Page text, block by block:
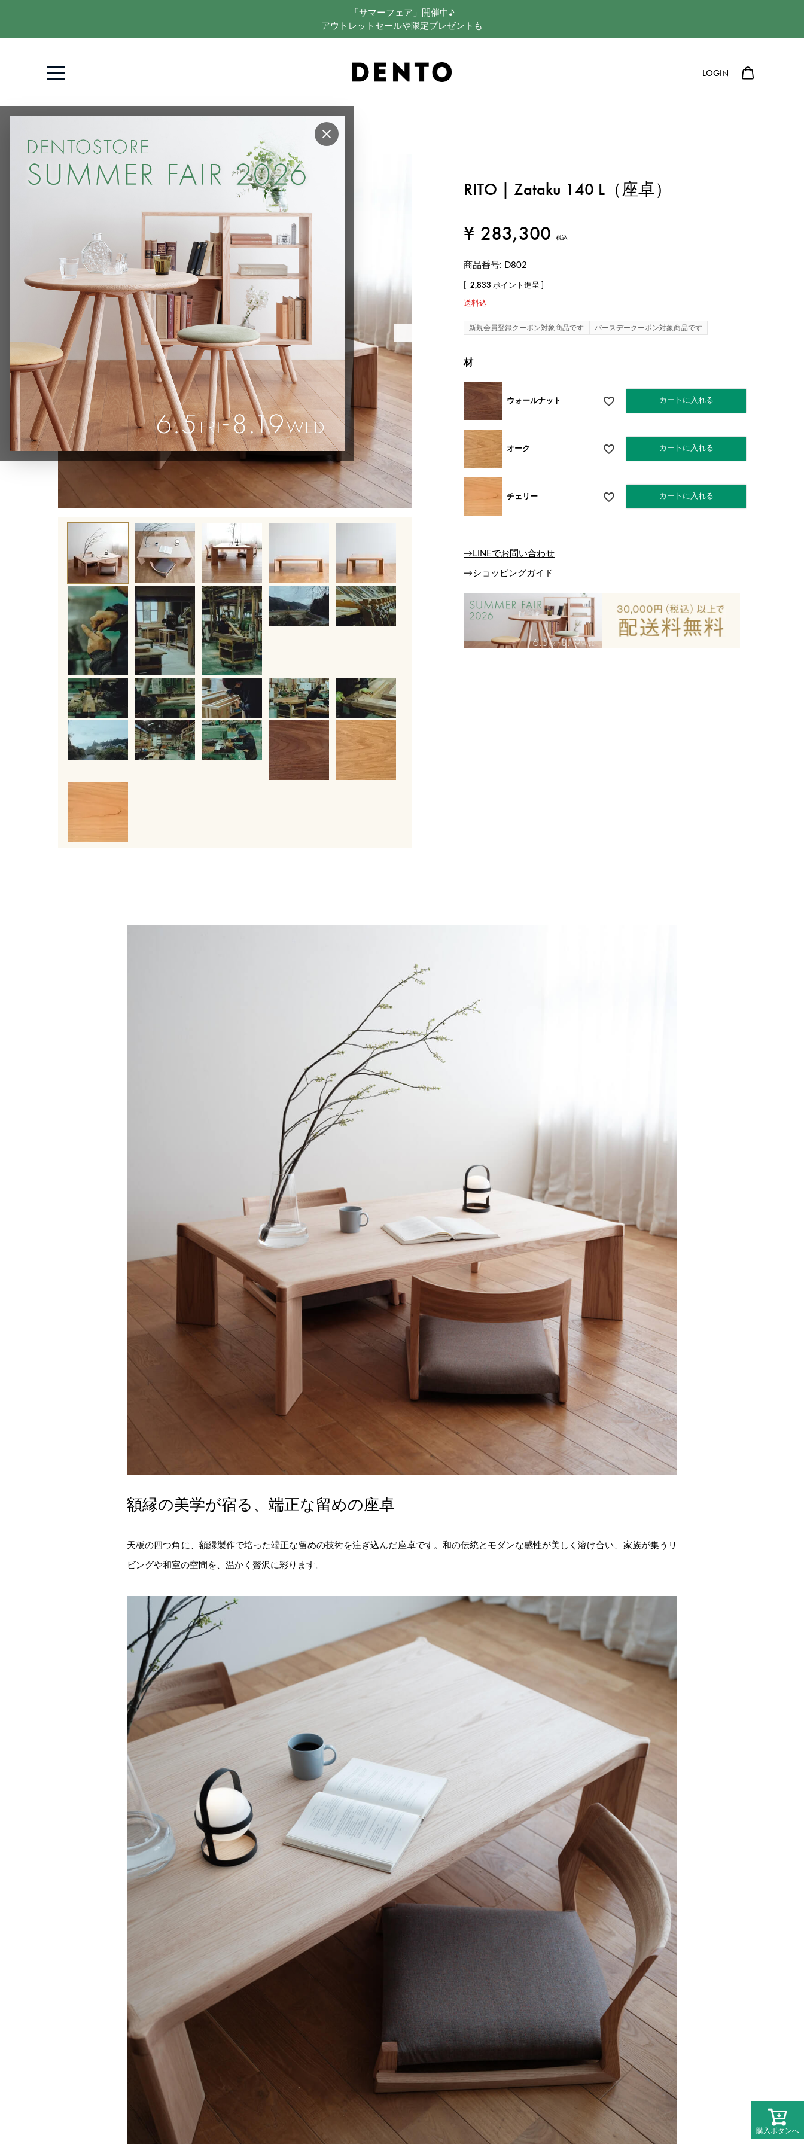
「サマーフェア」開催中♪
アウトレットセールや限定プレゼントも
LOGIN
×
RITO | Zataku 140 L（座卓）
¥ 283,300 税込
商品番号 D802
2,833 ポイント進呈 ]
送料込
新規会員登録クーポン対象商品です バースデークーポン対象商品です
購入ボタンへ
材
ウォールナット カートに入れる
オーク カートに入れる
チェリー カートに入れる
→LINEでお問い合わせ
→ショッピングガイド
額縁の美学が宿る、端正な留めの座卓
天板の四つ角に、額縁製作で培った端正な留めの技術を注ぎ込んだ座卓です。和の伝統とモダンな感性が美しく溶け合い、家族が集うリ
ビングや和室の空間を、温かく贅沢に彩ります。